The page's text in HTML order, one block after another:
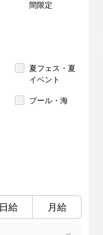
間限定
夏フェス・夏
イベント
プール・海
日給 月給